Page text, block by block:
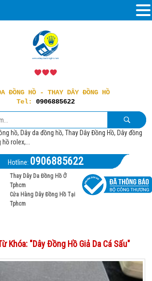
ĐỒNG HỒ - THAY DÂY ĐỒNG HỒ
Tel: 0906885622
hồ, Dây da đồng hồ, Thay Dây Đồng Hồ, Dây đồng
rolex,...
Hotline: 0906885622
Thay Dây Da Đồng Hồ Ở
Tphcm
Cửa Hàng Dây Đồng Hồ Tại
Tphcm
Khóa: "dây Đồng Hồ Giả Da Cá Sấu"